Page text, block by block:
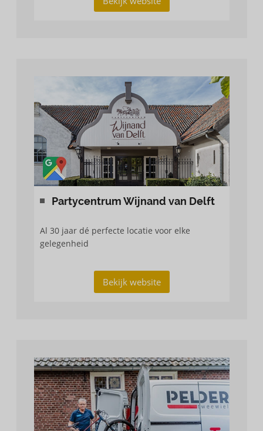
Partycentrum Wijnand van Delft
Al 30 jaar dé perfecte locatie voor elke
gelegenheid
Bekijk website